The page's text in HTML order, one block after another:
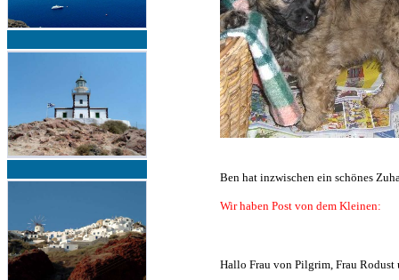
Ben hat inzwischen ein schönes
Wir haben Post von dem Kleinen:
Hallo Frau von Pilgrim, Frau Rodust